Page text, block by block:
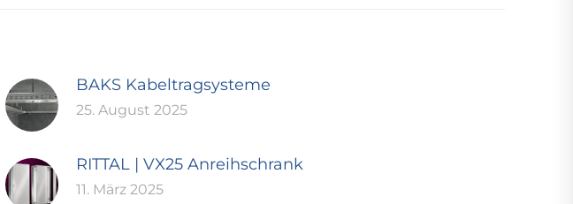
BAKS Kabeltragsysteme
25. August 2025
RITTAL | VX25 Anreihschrank
11. März 2025